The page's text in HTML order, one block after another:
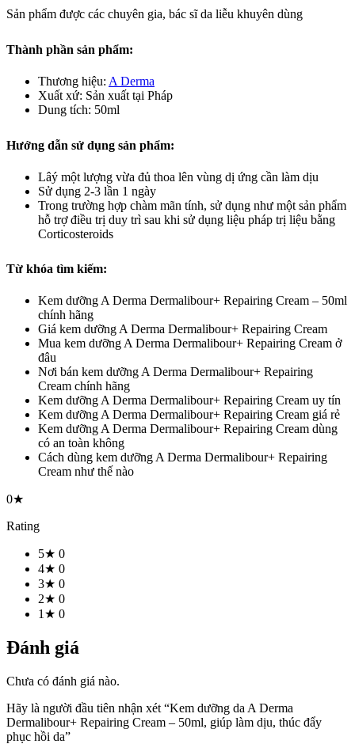
Sản phẩm được các chuyên gia, bác sĩ da liễu khuyên dùng
Thành phần sản phẩm:
Thương hiệu: A Derma
Xuất xứ: Sản xuất tại Pháp
Dung tích: 50ml
Hướng dẫn sử dụng sản phẩm:
Lâý một lượng vừa đủ thoa lên vùng dị ứng cần làm dịu
Sử dụng 2-3 lần 1 ngày
Trong trường hợp chàm mãn tính, sử dụng như một sản phẩm
hỗ trợ điều trị duy trì sau khi sử dụng liệu pháp trị liệu bằng
Corticosteroids
Từ khóa tìm kiếm:
Kem dưỡng A Derma Dermalibour+ Repairing Cream – 50ml
chính hãng
Giá kem dưỡng A Derma Dermalibour+ Repairing Cream
Mua kem dưỡng A Derma Dermalibour+ Repairing Cream ở
đâu
Nơi bán kem dưỡng A Derma Dermalibour+ Repairing
Cream chính hãng
Kem dưỡng A Derma Dermalibour+ Repairing Cream uy tín
Kem dưỡng A Derma Dermalibour+ Repairing Cream giá rẻ
Kem dưỡng A Derma Dermalibour+ Repairing Cream dùng
có an toàn không
Cách dùng kem dưỡng A Derma Dermalibour+ Repairing
Cream như thế nào
0★
Rating
5★ 0
4★ 0
3★ 0
2★ 0
1★ 0
Đánh giá
Chưa có đánh giá nào.
Hãy là người đầu tiên nhận xét “Kem dưỡng da A Derma
Dermalibour+ Repairing Cream – 50ml, giúp làm dịu, thúc đẩy
phục hồi da”